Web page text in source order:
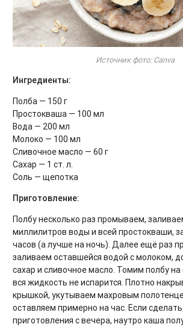
Источник фото: Canva
Ингредиенты:
Полба — 150 г
Простокваша — 100 мл
Вода — 200 мл
Молоко — 100 мл
Сливочное масло — 60 г
Сахар — 1 ст. л.
Соль — щепотка
Приготовление:
Полбу несколько раз промываем,
миллилитров воды и всей простокваши,
часов (а лучше на ночь). Далее ещё раз
заливаем оставшейся водой с молоком,
сахар и сливочное масло. Томим полбу на
вся жидкость не испарится. Плотно
крышкой, укутываем махровым
оставляем примерно на час. Если сделать
приготовления с вечера, наутро каша